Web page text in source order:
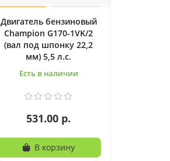
Двигатель бензиновый
Champion G170-1VK/2
(вал под шпонку 22,2
мм) 5,5 л.с.
Есть в наличии
531.00 р.
В корзину